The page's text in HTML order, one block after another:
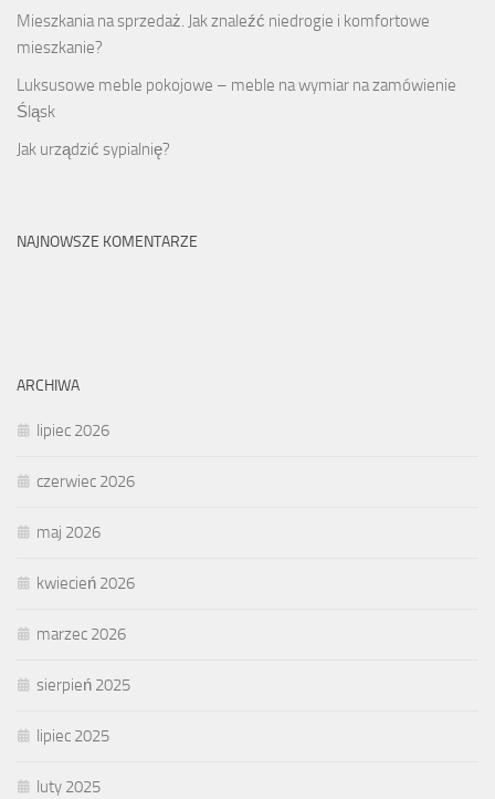
Mieszkania na sprzedaż. Jak znaleźć niedrogie i komfortowe
mieszkanie?
Luksusowe meble pokojowe – meble na wymiar na zamówienie
Śląsk
Jak urządzić sypialnię?
NAJNOWSZE KOMENTARZE
ARCHIWA
lipiec 2026
czerwiec 2026
maj 2026
kwiecień 2026
marzec 2026
sierpień 2025
lipiec 2025
luty 2025